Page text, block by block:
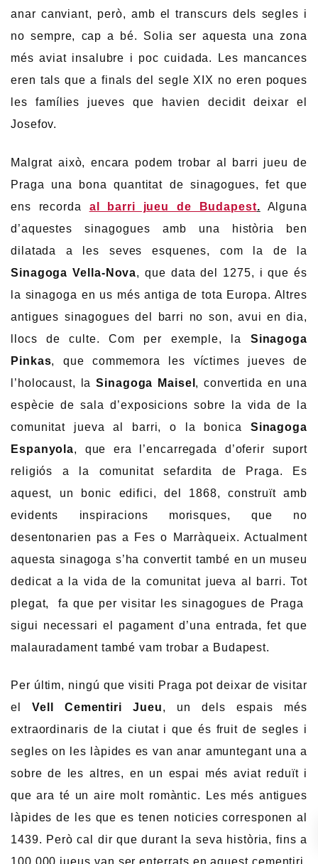
anar canviant, però, amb el transcurs dels segles i
no sempre, cap a bé. Solia ser aquesta una zona
més aviat insalubre i poc cuidada. Les mancances
eren tals que a finals del segle XIX no eren poques
les famílies jueves que havien decidit deixar el
Josefov.
Malgrat això, encara podem trobar al barri jueu de
Praga una bona quantitat de sinagogues, fet que
ens recorda al barri jueu de Budapest. Alguna
d’aquestes sinagogues amb una història ben
dilatada a les seves esquenes, com la de la
Sinagoga Vella-Nova, que data del 1275, i que és
la sinagoga en us més antiga de tota Europa. Altres
antigues sinagogues del barri no son, avui en dia,
llocs de culte. Com per exemple, la Sinagoga
Pinkas, que commemora les víctimes jueves de
l’holocaust, laSinagoga Maisel , convertida en una
espècie de sala d’exposicions sobre la vida de la
comunitat jueva al barri, o la bonica Sinagoga
Espanyola, que era l’encarregada d’oferir suport
religiós a la comunitat sefardita de Praga. Es
aquest, un bonic edifici, del 1868, construït amb
evidents inspiracions morisques, que no
desentonarien pas a Fes o Marràqueix. Actualment
aquesta sinagoga s’ha convertit també en un museu
dedicat a la vida de la comunitat jueva al barri. Tot
plegat, fa que per visitar les sinagogues de Praga
sigui necessari el pagament d’una entrada, fet que
malauradament també vam trobar a Budapest.
Per últim, ningú que visiti Praga pot deixar de visitar
el Vell Cementiri Jueu, un dels espais més
extraordinaris de la ciutat i que és fruit de segles i
segles on les làpides es van anar amuntegant una a
sobre de les altres, en un espai més aviat reduït i
que ara té un aire molt romàntic. Les més antigues
làpides de les que es tenen noticies corresponen al
1439. Però cal dir que durant la seva història, fins a